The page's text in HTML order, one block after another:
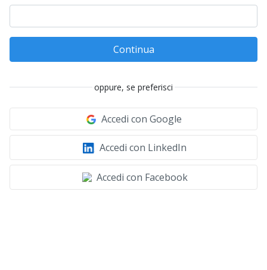
Continua
oppure, se preferisci
Accedi con Google
Accedi con LinkedIn
Accedi con Facebook